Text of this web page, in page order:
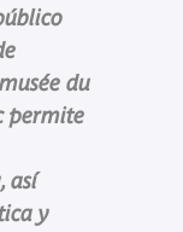
du
permite
así
y